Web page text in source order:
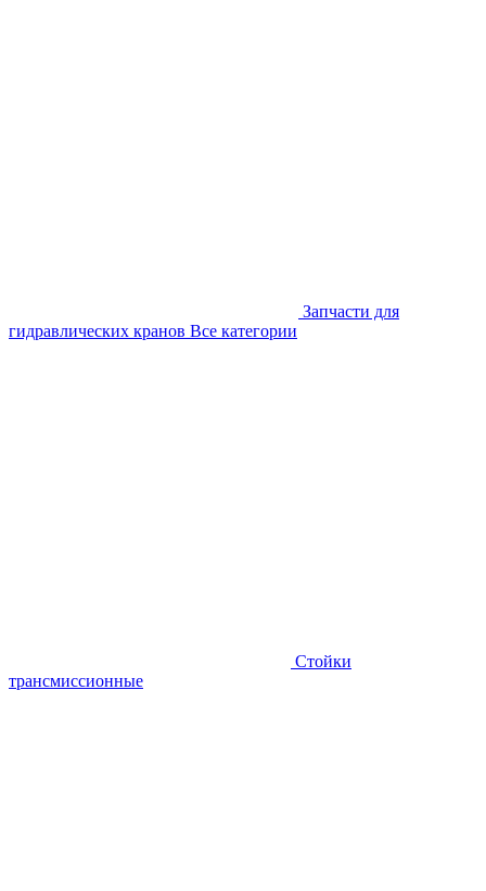
Запчасти для
гидравлических кранов Все категории
Стойки
трансмиссионные